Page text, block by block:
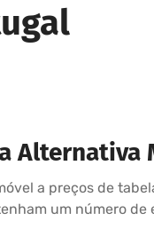
Alternativa
a preços de
um número de